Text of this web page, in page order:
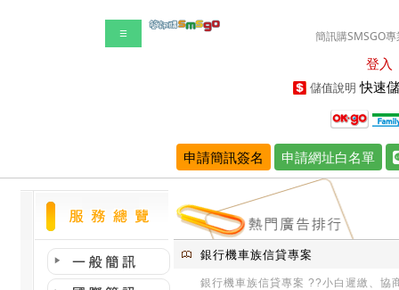
☰ 簡訊購SMSGO
登入
儲值說明 快速
申請簡訊簽名 申請網址白名單
銀行機車族信貸專案
銀行機車族信貸專案 ??小白遲繳、協